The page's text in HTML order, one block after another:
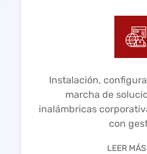
Instalación,
marcha de
inalámbricas
con
LEER